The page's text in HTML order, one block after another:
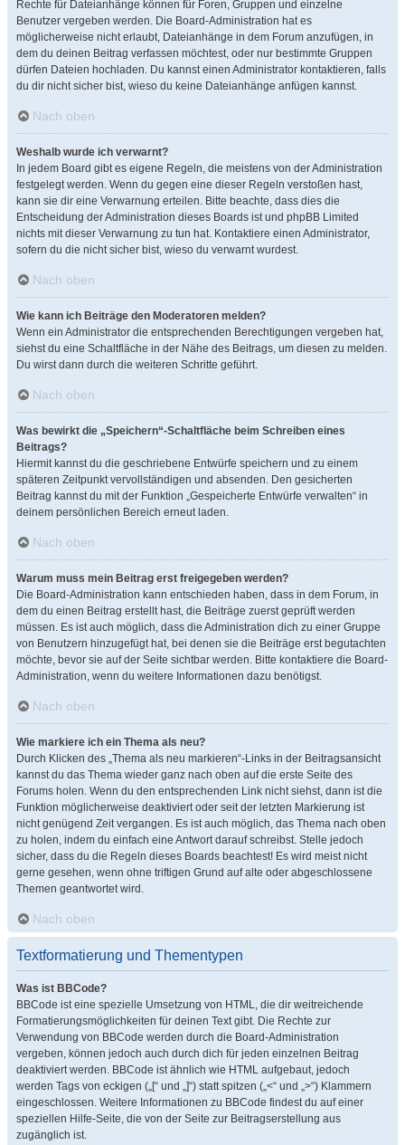
Rechte für Dateianhänge können für Foren, Gruppen und einzelne
Benutzer vergeben werden. Die Board-Administration hat es
möglicherweise nicht erlaubt, Dateianhänge in dem Forum anzufügen, in
dem du deinen Beitrag verfassen möchtest, oder nur bestimmte Gruppen
dürfen Dateien hochladen. Du kannst einen Administrator kontaktieren, falls
du dir nicht sicher bist, wieso du keine Dateianhänge anfügen kannst.
Nach oben
Weshalb wurde ich verwarnt?
In jedem Board gibt es eigene Regeln, die meistens von der Administration
festgelegt werden. Wenn du gegen eine dieser Regeln verstoßen hast,
kann sie dir eine Verwarnung erteilen. Bitte beachte, dass dies die
Entscheidung der Administration dieses Boards ist und phpBB Limited
nichts mit dieser Verwarnung zu tun hat. Kontaktiere einen Administrator,
sofern du die nicht sicher bist, wieso du verwarnt wurdest.
Nach oben
Wie kann ich Beiträge den Moderatoren melden?
Wenn ein Administrator die entsprechenden Berechtigungen vergeben hat,
siehst du eine Schaltfläche in der Nähe des Beitrags, um diesen zu melden.
Du wirst dann durch die weiteren Schritte geführt.
Nach oben
Was bewirkt die „Speichern“-Schaltfläche beim Schreiben eines
Beitrags?
Hiermit kannst du die geschriebene Entwürfe speichern und zu einem
späteren Zeitpunkt vervollständigen und absenden. Den gesicherten
Beitrag kannst du mit der Funktion „Gespeicherte Entwürfe verwalten“ in
deinem persönlichen Bereich erneut laden.
Nach oben
Warum muss mein Beitrag erst freigegeben werden?
Die Board-Administration kann entschieden haben, dass in dem Forum, in
dem du einen Beitrag erstellt hast, die Beiträge zuerst geprüft werden
müssen. Es ist auch möglich, dass die Administration dich zu einer Gruppe
von Benutzern hinzugefügt hat, bei denen sie die Beiträge erst begutachten
möchte, bevor sie auf der Seite sichtbar werden. Bitte kontaktiere die Board-
Administration, wenn du weitere Informationen dazu benötigst.
Nach oben
Wie markiere ich ein Thema als neu?
Durch Klicken des „Thema als neu markieren“-Links in der Beitragsansicht
kannst du das Thema wieder ganz nach oben auf die erste Seite des
Forums holen. Wenn du den entsprechenden Link nicht siehst, dann ist die
Funktion möglicherweise deaktiviert oder seit der letzten Markierung ist
nicht genügend Zeit vergangen. Es ist auch möglich, das Thema nach oben
zu holen, indem du einfach eine Antwort darauf schreibst. Stelle jedoch
sicher, dass du die Regeln dieses Boards beachtest! Es wird meist nicht
gerne gesehen, wenn ohne triftigen Grund auf alte oder abgeschlossene
Themen geantwortet wird.
Nach oben
Textformatierung und Thementypen
Was ist BBCode?
BBCode ist eine spezielle Umsetzung von HTML, die dir weitreichende
Formatierungsmöglichkeiten für deinen Text gibt. Die Rechte zur
Verwendung von BBCode werden durch die Board-Administration
vergeben, können jedoch auch durch dich für jeden einzelnen Beitrag
deaktiviert werden. BBCode ist ähnlich wie HTML aufgebaut, jedoch
werden Tags von eckigen („[“ und „]“) statt spitzen („<“ und „>“) Klammern
eingeschlossen. Weitere Informationen zu BBCode findest du auf einer
speziellen Hilfe-Seite, die von der Seite zur Beitragserstellung aus
zugänglich ist.